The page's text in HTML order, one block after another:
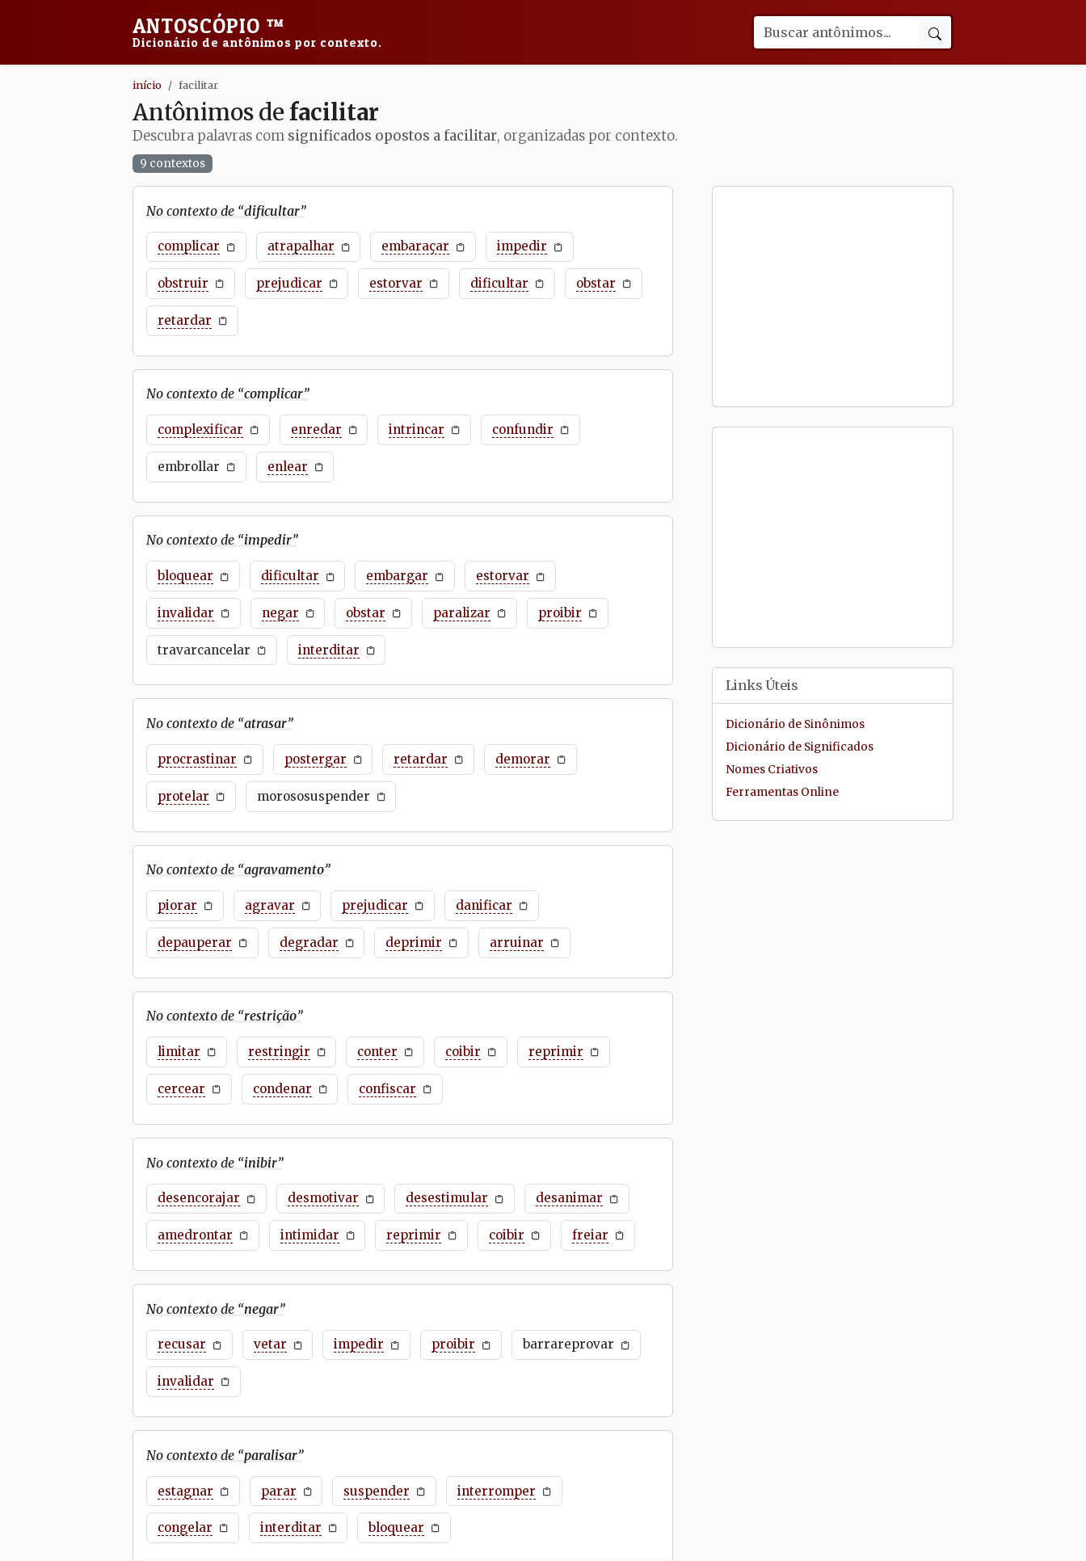
ANTOSCÓPIO ™
Dicionário de antônimos por contexto.
início facilitar
Antônimos de facilitar
Descubra palavras com significados opostos a facilitar, organizadas por contexto.
9 contextos
No contexto de “dificultar”
complicar atrapalhar embaraçar impedir
obstruir prejudicar estorvar dificultar obstar
retardar
No contexto de “complicar”
complexificar enredar intrincar confundir
embrollar enlear
No contexto de “impedir”
bloquear dificultar embargar estorvar
invalidar negar obstar paralizar proibir
travarcancelar interditar
No contexto de “atrasar”
procrastinar postergar retardar demorar
protelar morososuspender
No contexto de “agravamento”
piorar agravar prejudicar danificar
depauperar degradar deprimir arruinar
No contexto de “restrição”
limitar restringir conter coibir reprimir
cercear condenar confiscar
No contexto de “inibir”
desencorajar desmotivar desestimular desanimar
amedrontar intimidar reprimir coibir freiar
No contexto de “negar”
recusar vetar impedir proibir barrareprovar
invalidar
No contexto de “paralisar”
estagnar parar suspender interromper
congelar interditar bloquear
Links Úteis
Dicionário de Sinônimos
Dicionário de Significados
Nomes Criativos
Ferramentas Online